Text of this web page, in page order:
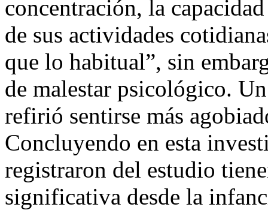
concentración, la
de sus actividades
que lo habitual”, sin
de malestar psicológico.
refirió sentirse más
Concluyendo en esta
registraron del estudio
significativa desde la